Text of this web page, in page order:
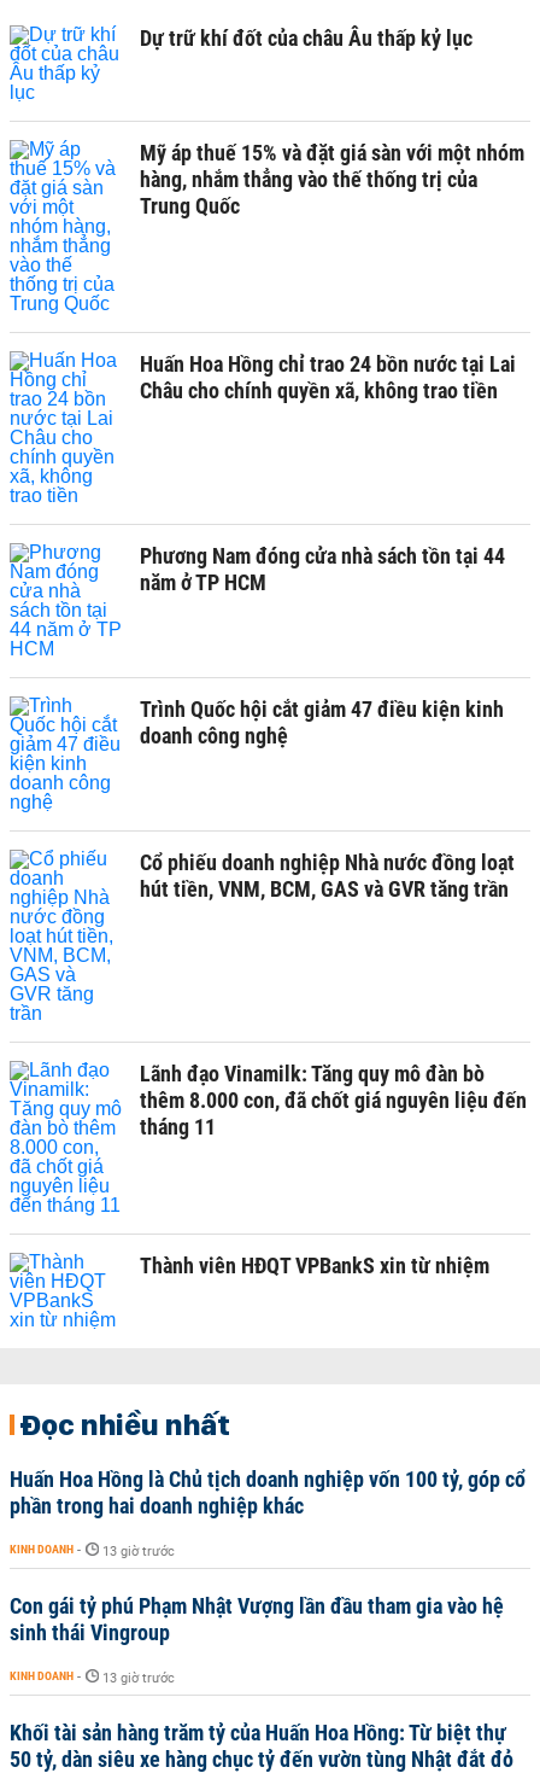
Dự trữ khí đốt của châu Âu thấp kỷ lục
Mỹ áp thuế 15% và đặt giá sàn với một nhóm
hàng, nhắm thẳng vào thế thống trị của
Trung Quốc
Huấn Hoa Hồng chỉ trao 24 bồn nước tại Lai
Châu cho chính quyền xã, không trao tiền
Phương Nam đóng cửa nhà sách tồn tại 44
năm ở TP HCM
Trình Quốc hội cắt giảm 47 điều kiện kinh
doanh công nghệ
Cổ phiếu doanh nghiệp Nhà nước đồng loạt
hút tiền, VNM, BCM, GAS và GVR tăng trần
Lãnh đạo Vinamilk: Tăng quy mô đàn bò
thêm 8.000 con, đã chốt giá nguyên liệu đến
tháng 11
Thành viên HĐQT VPBankS xin từ nhiệm
Đọc nhiều nhất
Huấn Hoa Hồng là Chủ tịch doanh nghiệp vốn 100 tỷ, góp cổ
phần trong hai doanh nghiệp khác
KINH DOANH - 13 giờ trước
Con gái tỷ phú Phạm Nhật Vượng lần đầu tham gia vào hệ
sinh thái Vingroup
KINH DOANH - 13 giờ trước
Khối tài sản hàng trăm tỷ của Huấn Hoa Hồng: Từ biệt thự
50 tỷ, dàn siêu xe hàng chục tỷ đến vườn tùng Nhật đắt đỏ